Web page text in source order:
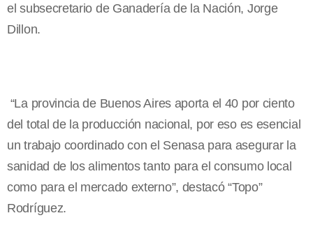
el subsecretario de Ganadería de la Nación, Jorge
Dillon.
“La provincia de Buenos Aires aporta el 40 por ciento
del total de la producción nacional, por eso es esencial
un trabajo coordinado con el Senasa para asegurar la
sanidad de los alimentos tanto para el consumo local
como para el mercado externo”, destacó “Topo”
Rodríguez.